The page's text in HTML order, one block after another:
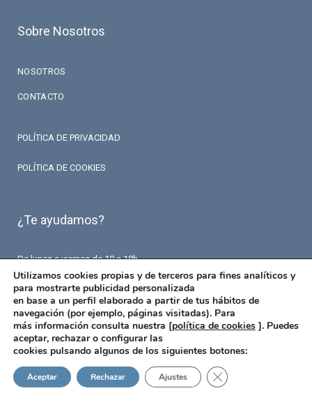
Sobre Nosotros
NOSOTROS
CONTACTO
POLÍTICA DE PRIVACIDAD
POLÍTICA DE COOKIES
¿Te ayudamos?
De lunes a viernes de 10 a 18h.
T. 93 426 84 84
F. 93 426 18 87
info@fermaseguros.com
Avinguda de Mistral 10
Entresuelo – 6 puerta
08015 Barcelona
Utilizamos cookies propias y de terceros para fines analíticos y
para mostrarte publicidad personalizada
en base a un perfil elaborado a partir de tus hábitos de
navegación (por ejemplo, páginas visitadas). Para
más información consulta nuestra [política de cookies ]. Puedes
aceptar, rechazar o configurar las
cookies pulsando algunos de los siguientes botones:
Aceptar Rechazar Ajustes Cerrar el banner de